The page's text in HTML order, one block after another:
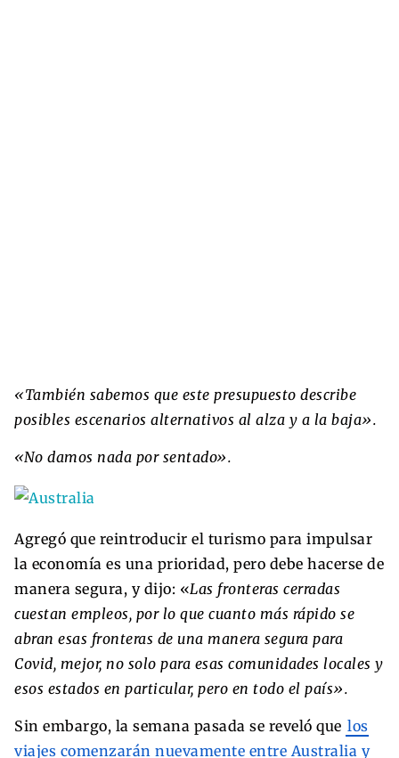
«También sabemos que este presupuesto describe
posibles escenarios alternativos al alza y a la baja».
«No damos nada por sentado».
Agregó que reintroducir el turismo para impulsar
la economía es una prioridad, pero debe hacerse de
manera segura, y dijo: «Las fronteras cerradas
cuestan empleos, por lo que cuanto más rápido se
abran esas fronteras de una manera segura para
Covid, mejor, no solo para esas comunidades locales y
esos estados en particular, pero en todo el país».
Sin embargo, la semana pasada se reveló que los
viajes comenzarán nuevamente entre Australia y